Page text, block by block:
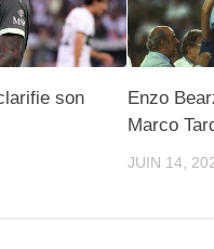
son
Enzo
Marco
JUIN 14,